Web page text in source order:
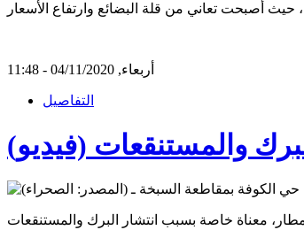
أربعاء, 04/11/2020 - 11:48
التفاصيل
والمستنقعات (فيديو)